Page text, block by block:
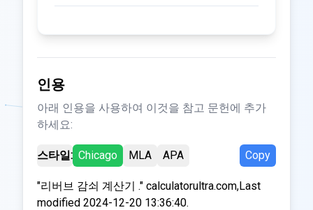
인용
아래 인용을 사용하여 이것을 참고 문헌에 추가
하세요:
스타일: Chicago MLA APA Copy
"리버브 감쇠 계산기 ." calculatorultra.com,Last
modified 2024-12-20 13:36:40.